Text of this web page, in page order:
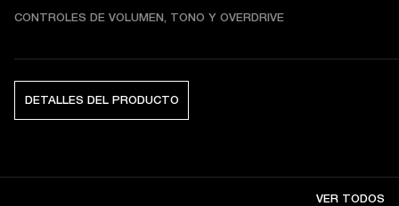
CONTROLES DE VOLUMEN, TONO Y OVERDRIVE
DETALLES DEL PRODUCTO
VER TODOS